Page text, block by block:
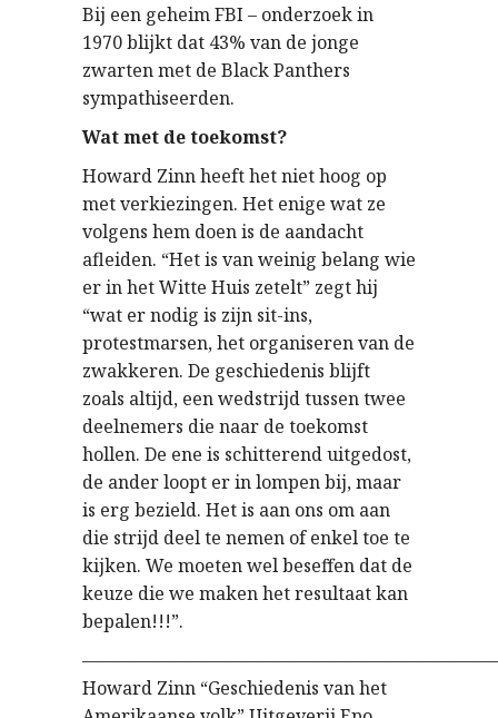
Bij een geheim FBI – onderzoek in
1970 blijkt dat 43% van de jonge
zwarten met de Black Panthers
sympathiseerden.
Wat met de toekomst?
Howard Zinn heeft het niet hoog op
met verkiezingen. Het enige wat ze
volgens hem doen is de aandacht
afleiden. “Het is van weinig belang wie
er in het Witte Huis zetelt” zegt hij
“wat er nodig is zijn sit-ins,
protestmarsen, het organiseren van de
zwakkeren. De geschiedenis blijft
zoals altijd, een wedstrijd tussen twee
deelnemers die naar de toekomst
hollen. De ene is schitterend uitgedost,
de ander loopt er in lompen bij, maar
is erg bezield. Het is aan ons om aan
die strijd deel te nemen of enkel toe te
kijken. We moeten wel beseffen dat de
keuze die we maken het resultaat kan
bepalen!!!”.
Howard Zinn “Geschiedenis van het